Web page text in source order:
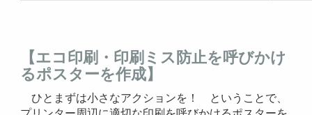
【エコ印刷・印刷ミス防止を呼びかけ
るポスターを作成】
ひとまずは小さなアクションを！ ということで、